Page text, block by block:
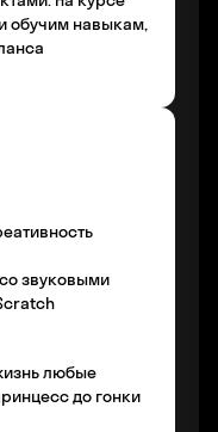
обучим навыкам,
звуковыми
любые
до гонки